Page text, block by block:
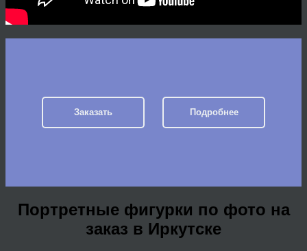
Заказать Подробнее
Портретные фигурки по фото на
заказ в Иркутске